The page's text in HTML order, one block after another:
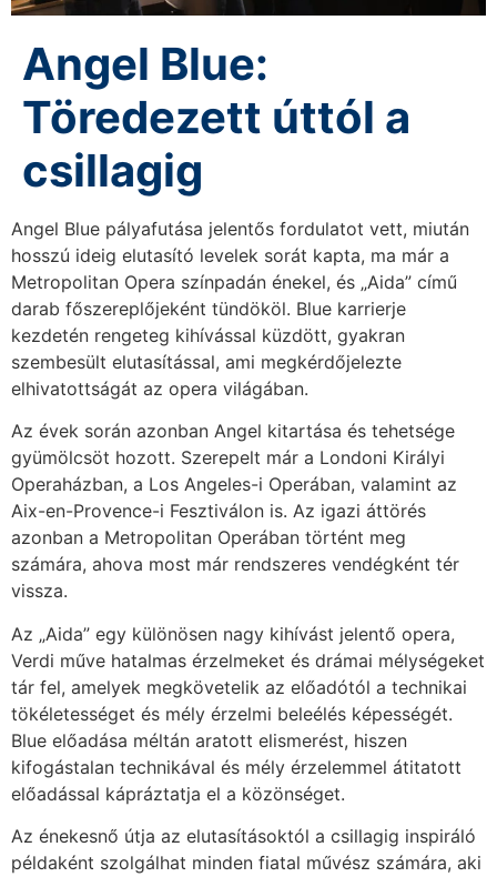
Angel Blue:
Töredezett úttól a
csillagig
Angel Blue pályafutása jelentős fordulatot vett, miután
hosszú ideig elutasító levelek sorát kapta, ma már a
Metropolitan Opera színpadán énekel, és „Aida” című
darab főszereplőjeként tündököl. Blue karrierje
kezdetén rengeteg kihívással küzdött, gyakran
szembesült elutasítással, ami megkérdőjelezte
elhivatottságát az opera világában.
Az évek során azonban Angel kitartása és tehetsége
gyümölcsöt hozott. Szerepelt már a Londoni Királyi
Operaházban, a Los Angeles-i Operában, valamint az
Aix-en-Provence-i Fesztiválon is. Az igazi áttörés
azonban a Metropolitan Operában történt meg
számára, ahova most már rendszeres vendégként tér
vissza.
Az „Aida” egy különösen nagy kihívást jelentő opera,
Verdi műve hatalmas érzelmeket és drámai mélységeket
tár fel, amelyek megkövetelik az előadótól a technikai
tökéletességet és mély érzelmi beleélés képességét.
Blue előadása méltán aratott elismerést, hiszen
kifogástalan technikával és mély érzelemmel átitatott
előadással kápráztatja el a közönséget.
Az énekesnő útja az elutasításoktól a csillagig inspiráló
példaként szolgálhat minden fiatal művész számára, aki